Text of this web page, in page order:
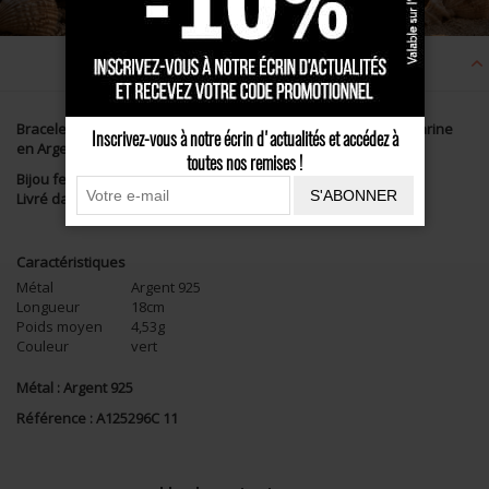
Description
Bracelet cordon vert anis agrémenté d'une superbe maille marine
en Argent massif.
Bijou femme réalisé à la main dans nos ateliers, en France.
Livré dans un bel écrin cadeau avec certificat de garantie.
Caractéristiques
Métal
Argent 925
Longueur
18cm
Poids moyen
4,53g
Couleur
vert
Métal : Argent 925
Référence : A125296C 11
Inscrivez-vous à notre écrin d'actualités et accédez à
toutes nos remises !
S'ABONNER